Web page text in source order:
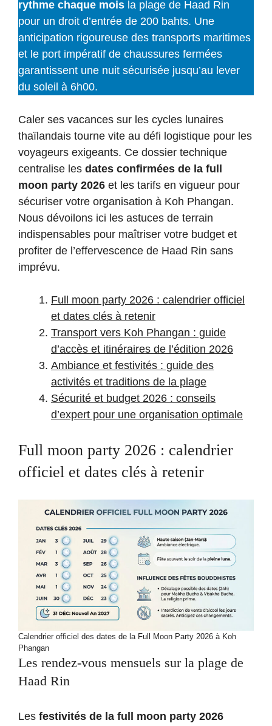
rythme chaque mois la plage de Haad Rin
pour un droit d’entrée de 200 bahts. Une
anticipation rigoureuse des transports maritimes
et le port impératif de chaussures fermées
garantissent une nuit sécurisée jusqu’au lever
du soleil à 6h00.
Caler ses vacances sur les cycles lunaires
thaïlandais tourne vite au défi logistique pour les
voyageurs exigeants. Ce dossier technique
centralise les dates confirmées de la full
moon party 2026 et les tarifs en vigueur pour
sécuriser votre organisation à Koh Phangan.
Nous dévoilons ici les astuces de terrain
indispensables pour maîtriser votre budget et
profiter de l’effervescence de Haad Rin sans
imprévu.
Full moon party 2026 : calendrier officiel
et dates clés à retenir
Transport vers Koh Phangan : guide
d’accès et itinéraires de l’édition 2026
Ambiance et festivités : guide des
activités et traditions de la plage
Sécurité et budget 2026 : conseils
d’expert pour une organisation optimale
Full moon party 2026 : calendrier
officiel et dates clés à retenir
Calendrier officiel des dates de la Full Moon Party 2026 à Koh
Phangan
Les rendez-vous mensuels sur la plage de
Haad Rin
Les festivités de la full moon party 2026